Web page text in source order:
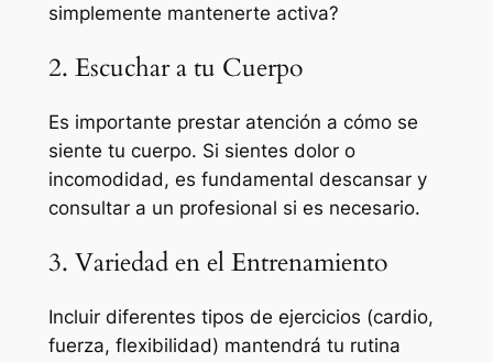
simplemente mantenerte activa?
2. Escuchar a tu Cuerpo
Es importante prestar atención a cómo se
siente tu cuerpo. Si sientes dolor o
incomodidad, es fundamental descansar y
consultar a un profesional si es necesario.
3. Variedad en el Entrenamiento
Incluir diferentes tipos de ejercicios (cardio,
fuerza, flexibilidad) mantendrá tu rutina